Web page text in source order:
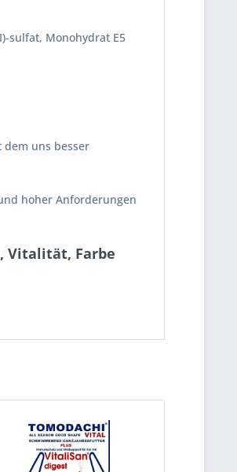
sulfat, Monohydrat E5
uns besser
hoher Anforderungen
Vitalität, Farbe